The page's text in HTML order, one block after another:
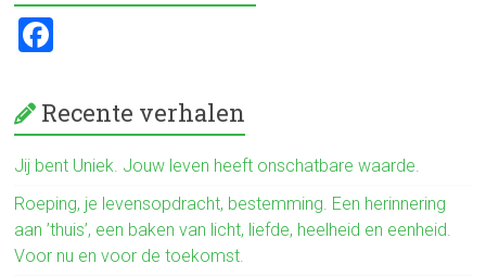
ce
b
o
ok
Recente verhalen
Jij bent Uniek. Jouw leven heeft onschatbare waarde.
Roeping, je levensopdracht, bestemming. Een herinnering
aan ’thuis’, een baken van licht, liefde, heelheid en eenheid.
Voor nu en voor de toekomst.